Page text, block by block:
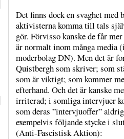
Det finns dock en svaghet
aktivisterna komma till tals
gör. Förvisso kanske de får
är normalt inom många media
moderbolag DN). Men det är
Quistbergh som skriver; som
som är viktigt; som kommer
efterhand. Och det är kanske
irriterad; i somliga intervjuer
som deras ”intervjuoffer”
exempelvis följande stycke i
(Anti-Fascistisk Aktion):